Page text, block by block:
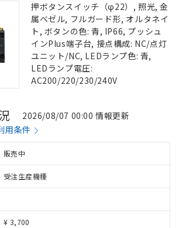
押ボタンスイッチ（φ22）, 照光, 金
属ベゼル, フルガード形, オルタネイ
ト, ボタンの色: 青, IP66, プッシュ
インPlus端子台, 接点構成: NC/点灯
ユニット/NC, LEDランプ色: 青,
LEDランプ電圧:
AC200/220/230/240V
2026/08/07 00:00 情報更新
用条件
販売中
受注生産機種
¥ 3,700